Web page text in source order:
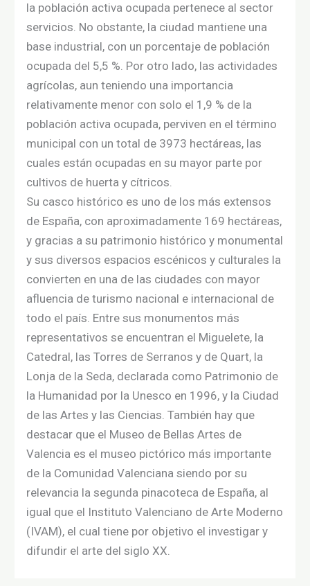
la población activa ocupada pertenece al sector
servicios. No obstante, la ciudad mantiene una
base industrial, con un porcentaje de población
ocupada del 5,5 %. Por otro lado, las actividades
agrícolas, aun teniendo una importancia
relativamente menor con solo el 1,9 % de la
población activa ocupada, perviven en el término
municipal con un total de 3973 hectáreas, las
cuales están ocupadas en su mayor parte por
cultivos de huerta y cítricos.​
Su casco histórico es uno de los más extensos
de España, con aproximadamente 169 hectáreas,​
y gracias a su patrimonio histórico y monumental
y sus diversos espacios escénicos y culturales la
convierten en una de las ciudades con mayor
afluencia de turismo nacional e internacional de
todo el país. Entre sus monumentos más
representativos se encuentran el Miguelete, la
Catedral, las Torres de Serranos y de Quart, la
Lonja de la Seda, declarada como Patrimonio de
la Humanidad por la Unesco en 1996, y la Ciudad
de las Artes y las Ciencias.​ También hay que
destacar que el Museo de Bellas Artes de
Valencia es el museo pictórico más importante
de la Comunidad Valenciana siendo por su
relevancia la segunda pinacoteca de España,​​ al
igual que el Instituto Valenciano de Arte Moderno
(IVAM), el cual tiene por objetivo el investigar y
difundir el arte del siglo XX.​